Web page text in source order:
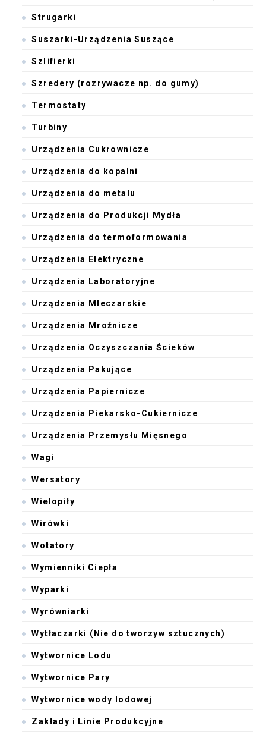
Strugarki
Suszarki-Urządzenia Suszące
Szlifierki
Szredery (rozrywacze np. do gumy)
Termostaty
Turbiny
Urządzenia Cukrownicze
Urządzenia do kopalni
Urządzenia do metalu
Urządzenia do Produkcji Mydła
Urządzenia do termoformowania
Urządzenia Elektryczne
Urządzenia Laboratoryjne
Urządzenia Mleczarskie
Urządzenia Mroźnicze
Urządzenia Oczyszczania Ścieków
Urządzenia Pakujące
Urządzenia Papiernicze
Urządzenia Piekarsko-Cukiernicze
Urządzenia Przemysłu Mięsnego
Wagi
Wersatory
Wielopiły
Wirówki
Wotatory
Wymienniki Ciepła
Wyparki
Wyrówniarki
Wytłaczarki (Nie do tworzyw sztucznych)
Wytwornice Lodu
Wytwornice Pary
Wytwornice wody lodowej
Zakłady i Linie Produkcyjne